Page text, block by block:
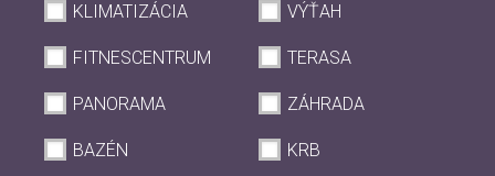
KLIMATIZÁCIA VÝŤAH
FITNESCENTRUM TERASA
PANORAMA ZÁHRADA
BAZÉN KRB